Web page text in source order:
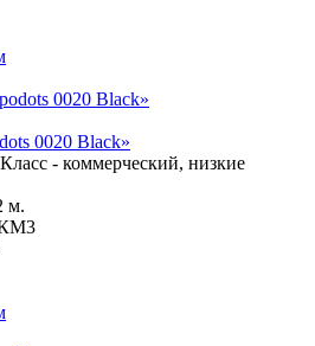
0020 Black»
- коммерческий, низкие
м.